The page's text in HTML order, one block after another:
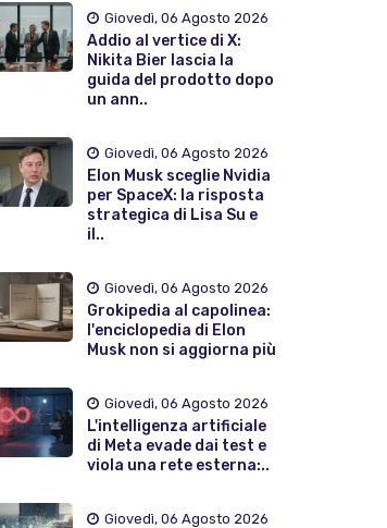
Giovedì, 06 Agosto 2026
Addio al vertice di X:
Nikita Bier lascia la
guida del prodotto dopo
un ann..
Giovedì, 06 Agosto 2026
Elon Musk sceglie Nvidia
per SpaceX: la risposta
strategica di Lisa Su e
il..
Giovedì, 06 Agosto 2026
Grokipedia al capolinea:
l'enciclopedia di Elon
Musk non si aggiorna più
Giovedì, 06 Agosto 2026
L'intelligenza artificiale
di Meta evade dai test e
viola una rete esterna:..
Giovedì, 06 Agosto 2026